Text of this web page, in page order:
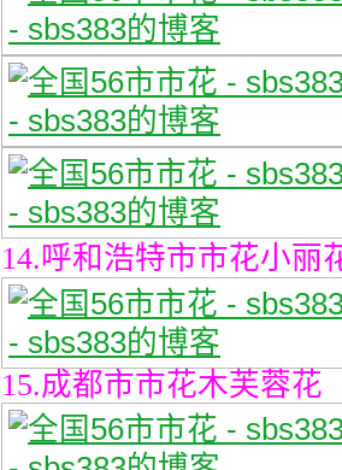
14.呼和浩特市市花小丽
15.成都市市花木芙蓉花